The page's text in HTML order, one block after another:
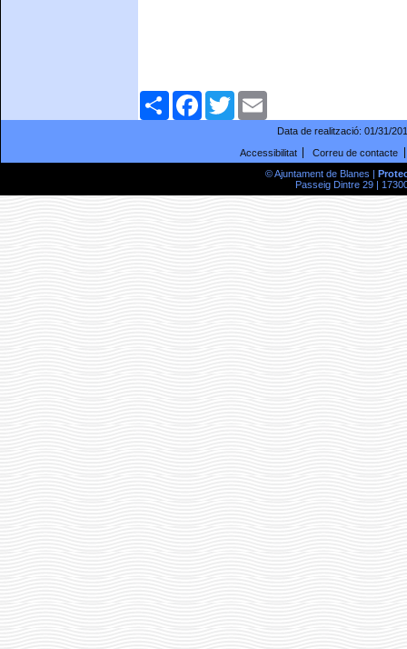
ComparteixFacebookTwitter
Data de realització: 01/31/
Accessibilitat
Correu de contacte
© Ajuntament de Blanes |
Passeig Dintre 29 |